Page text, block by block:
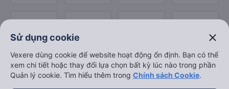
Sử dụng cookie close
Vexere dùng cookie để website hoạt động ổn định. Bạn có thể
xem chi tiết hoặc thay đổi lựa chọn bất kỳ lúc nào trong phần
Quản lý cookie. Tìm hiểu thêm trong Chính sách Cookie.